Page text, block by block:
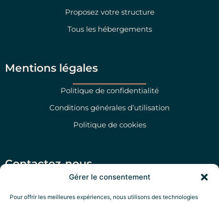
Gérer le consentement
Pour offrir les meilleures expériences, nous utilisons des technologies
Proposez votre structure
Tous les hébergements
Mentions légales
Politique de confidentialité
Conditions générales d’utilisation
Politique de cookies
Contactez-nous